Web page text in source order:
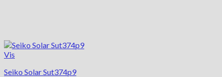
Vis
Seiko Solar Sut374p9